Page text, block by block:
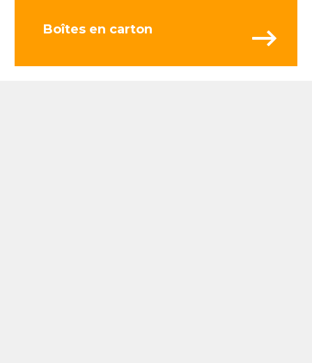
Boîtes en carton